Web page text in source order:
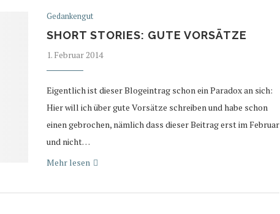
Gedankengut
SHORT STORIES: GUTE VORSÄTZE
1. Februar 2014
Eigentlich ist dieser Blogeintrag schon ein Paradox an sich:
Hier will ich über gute Vorsätze schreiben und habe schon
einen gebrochen, nämlich dass dieser Beitrag erst im Februar
und nicht…
Mehr lesen